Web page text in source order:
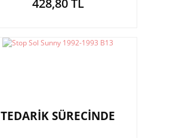
428,80 TL
TEDARİK SÜRECİNDE